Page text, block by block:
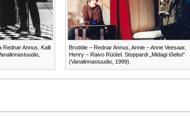
Rednar Annus. Kalli
Broddie – Rednar Annus, Annie – Anne Veesaar,
Henry – Raivo Rüütel. Stoppardi „Midagi tõelist”
(Vanalinnastuudio, 1999).